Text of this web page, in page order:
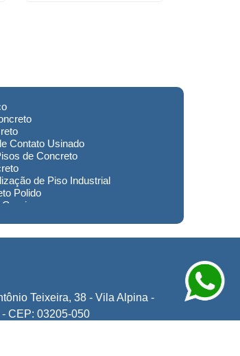
Contato Usinado
de Concreto
de Piso Industrial
Polido
Teixeira, 38 - Vila Alpina -
CEP: 03205-050